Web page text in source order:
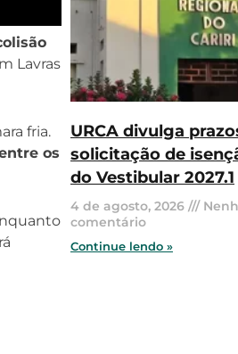
Lavras
fria.
os
URCA divulga
solicitação de
do Vestibular 2027.1
4 de agosto, 2026
comentário
Continue lendo »